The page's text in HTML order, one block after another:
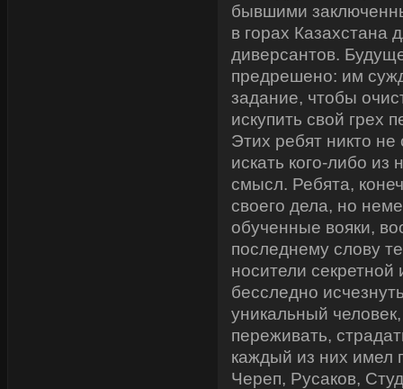
бывшими
в горах Казахстана
диверсантов.
предрешено: им
задание, чтобы
искупить свой грех
Этих ребят никто не
искать кого-либо из
смысл. Ребята,
своего дела, но
обученные вояки,
последнему слову
носители
бесследно
уникальный
переживать,
каждый из них имел
Череп, Русаков,